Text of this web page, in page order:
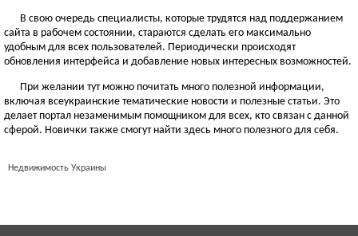
В свою очередь специалисты, которые трудятся над поддержанием
сайта в рабочем состоянии, стараются сделать его максимально
удобным для всех пользователей. Периодически происходят
обновления интерфейса и добавление новых интересных возможностей.
При желании тут можно почитать много полезной информации,
включая всеукраинские тематические новости и полезные статьи. Это
делает портал незаменимым помощником для всех, кто связан с данной
сферой. Новички также смогут найти здесь много полезного для себя.
Недвижимость Украины